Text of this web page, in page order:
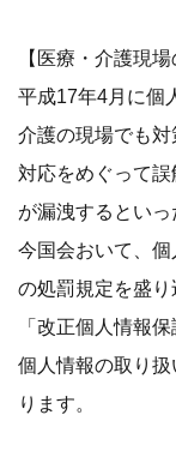
【医療・介護現
平成17年4月に個
介護の現場でも対
対応をめぐって
が漏洩するといっ
今国会おいて、
の処罰規定を盛り
「改正個人情報
個人情報の取り
ります。